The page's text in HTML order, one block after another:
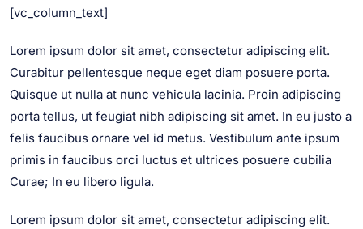
[vc_column_text]
Lorem ipsum dolor sit amet, consectetur adipiscing elit.
Curabitur pellentesque neque eget diam posuere porta.
Quisque ut nulla at nunc vehicula lacinia. Proin adipiscing
porta tellus, ut feugiat nibh adipiscing sit amet. In eu justo a
felis faucibus ornare vel id metus. Vestibulum ante ipsum
primis in faucibus orci luctus et ultrices posuere cubilia
Curae; In eu libero ligula.
Lorem ipsum dolor sit amet, consectetur adipiscing elit.